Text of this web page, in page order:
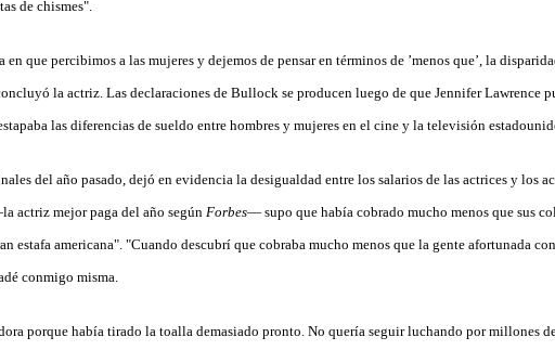
de chismes".
que percibimos a las mujeres y dejemos de pensar en términos de ’menos que’, la
la actriz. Las declaraciones de Bullock se producen luego de que Jennifer Lawrence
las diferencias de sueldo entre hombres y mujeres en el cine y la televisión
del año pasado, dejó en evidencia la desigualdad entre los salarios de las actrices y los
actriz mejor paga del año según Forbes— supo que había cobrado mucho menos que sus
estafa americana". "Cuando descubrí que cobraba mucho menos que la gente afortunada
conmigo misma.
porque había tirado la toalla demasiado pronto. No quería seguir luchando por millones